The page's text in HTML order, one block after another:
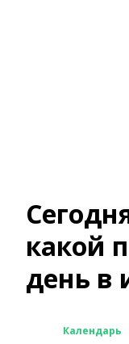
какой
день в
Календарь